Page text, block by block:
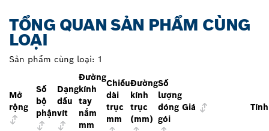
TỔNG QUAN SẢN PHẨM CÙNG
LOẠI
Sản phẩm cùng loại: 1
Mở
rộng
Số
bộ
phận
Dạng
đầu
vít
Đường
kính
tay
nắm
mm
Chiều
dài
trục
mm
Đường
kính
trục
(mm)
Số
lượng
đóng
gói
Giá